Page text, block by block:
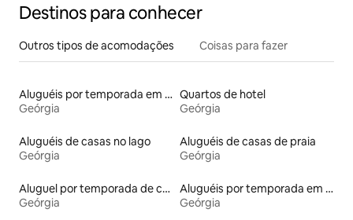
Destinos para conhecer
Outros tipos de acomodações Coisas para fazer
Aluguéis por temporada em hotéis-fazenda
Geórgia
Quartos de hotel
Geórgia
Aluguéis de casas no lago
Geórgia
Aluguéis de casas de praia
Geórgia
Aluguel por temporada de castelos
Geórgia
Aluguéis por temporada em albergue
Geórgia